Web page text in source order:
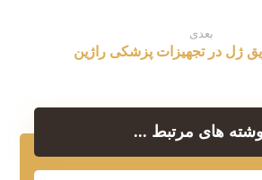
بعدی
ژل در تجهیزات پزشکی راژین
های مرتبط ...